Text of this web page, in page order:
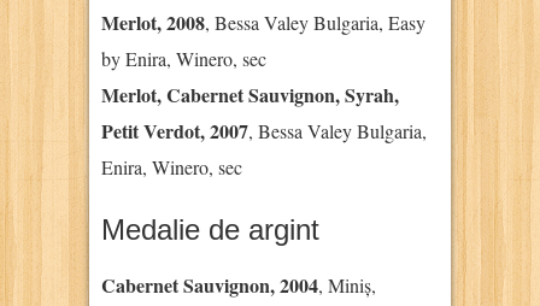
Merlot, 2008, Bessa Valey Bulgaria, Easy
by Enira, Winero, sec
Merlot, Cabernet Sauvignon, Syrah,
Petit Verdot, 2007, Bessa Valey Bulgaria,
Enira, Winero, sec
Medalie de argint
Cabernet Sauvignon, 2004, Miniș,